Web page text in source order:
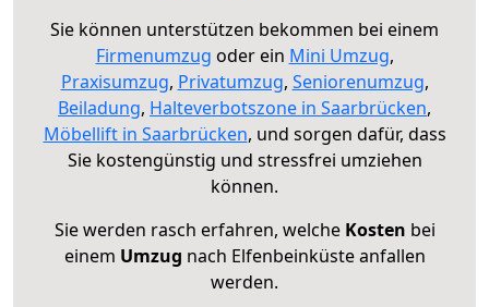
Sie können unterstützen bekommen bei einem
Firmenumzug oder ein Mini Umzug,
Praxisumzug, Privatumzug, Seniorenumzug,
Beiladung, Halteverbotszone in Saarbrücken,
Möbellift in Saarbrücken, und sorgen dafür, dass
Sie kostengünstig und stressfrei umziehen
können.
Sie werden rasch erfahren, welche Kosten bei
einem Umzug nach Elfenbeinküste anfallen
werden.